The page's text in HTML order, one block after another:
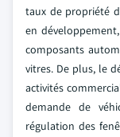
taux de propriété
en
composants
vitres. De plus, le
activités
demande de
régulation des